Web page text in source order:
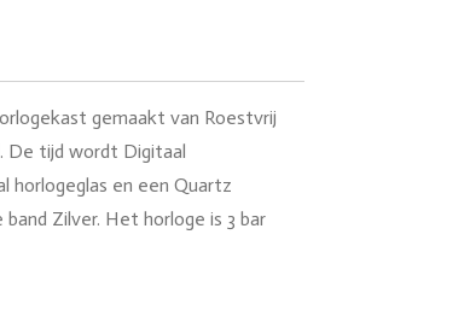
gemaakt van Roestvrij
De tijd wordt Digitaal
en een Quartz
Zilver. Het horloge is 3 bar